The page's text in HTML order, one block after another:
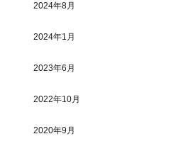
2024年8月
2024年1月
2023年6月
2022年10月
2020年9月